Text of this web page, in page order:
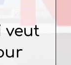
veut